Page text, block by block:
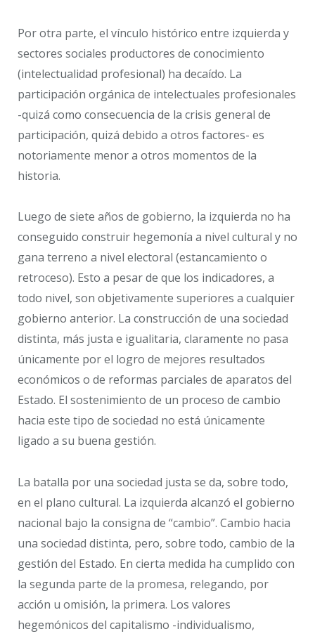
Por otra parte, el vínculo histórico entre izquierda y
sectores sociales productores de conocimiento
(intelectualidad profesional) ha decaído. La
participación orgánica de intelectuales profesionales
-quizá como consecuencia de la crisis general de
participación, quizá debido a otros factores- es
notoriamente menor a otros momentos de la
historia.
Luego de siete años de gobierno, la izquierda no ha
conseguido construir hegemonía a nivel cultural y no
gana terreno a nivel electoral (estancamiento o
retroceso). Esto a pesar de que los indicadores, a
todo nivel, son objetivamente superiores a cualquier
gobierno anterior. La construcción de una sociedad
distinta, más justa e igualitaria, claramente no pasa
únicamente por el logro de mejores resultados
económicos o de reformas parciales de aparatos del
Estado. El sostenimiento de un proceso de cambio
hacia este tipo de sociedad no está únicamente
ligado a su buena gestión.
La batalla por una sociedad justa se da, sobre todo,
en el plano cultural. La izquierda alcanzó el gobierno
nacional bajo la consigna de “cambio”. Cambio hacia
una sociedad distinta, pero, sobre todo, cambio de la
gestión del Estado. En cierta medida ha cumplido con
la segunda parte de la promesa, relegando, por
acción u omisión, la primera. Los valores
hegemónicos del capitalismo -individualismo,